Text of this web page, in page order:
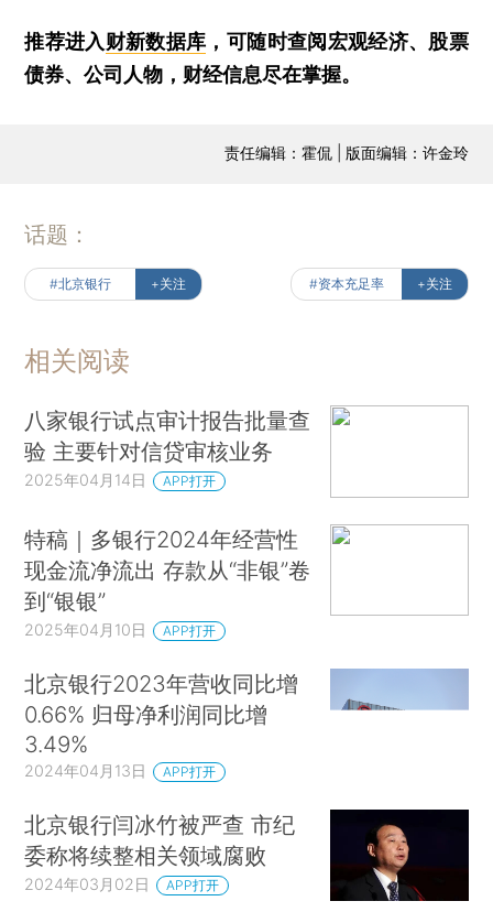
推荐进入财新数据库 ，可随时查阅宏观经济、股票
债券、公司人物，财经信息尽在掌握。
责任编辑：霍侃 | 版面编辑：许金玲
话题：
#北京银行 +关注 #资本充足率 +关注
相关阅读
八家银行试点审计报告批量查
验 主要针对信贷审核业务
2025年04月14日 APP打开
特稿｜多银行2024年经营性
现金流净流出 存款从“非银”卷
到“银银”
2025年04月10日 APP打开
北京银行2023年营收同比增
0.66% 归母净利润同比增
3.49%
2024年04月13日 APP打开
北京银行闫冰竹被严查 市纪
委称将续整相关领域腐败
2024年03月02日 APP打开